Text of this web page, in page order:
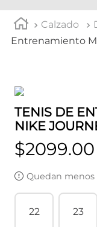
Calzado
Entrenamiento
TENIS DE
NIKE
$2099.00
Quedan menos
22 23
4.
botas mujer
5. tenis niña